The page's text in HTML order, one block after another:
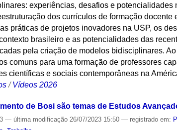
experiências, desafios e potencialidades
dos currículos de formação docente
práticas de projetos inovadores na USP, os
brasileiro e as potencialidades das
pela criação de modelos bidisciplinares.
comuns para uma formação de professores
científicas e sociais contemporâneas na
/Vídeos 2026
de Bosi são temas de Estudos
— última modificação 26/07/2023 15:50— registrado em: